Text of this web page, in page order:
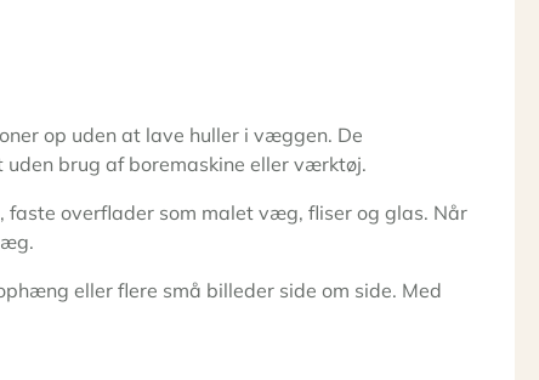
op uden at lave huller i væggen. De
brug af boremaskine eller værktøj.
overflader som malet væg, fliser og glas. Når
eller flere små billeder side om side. Med